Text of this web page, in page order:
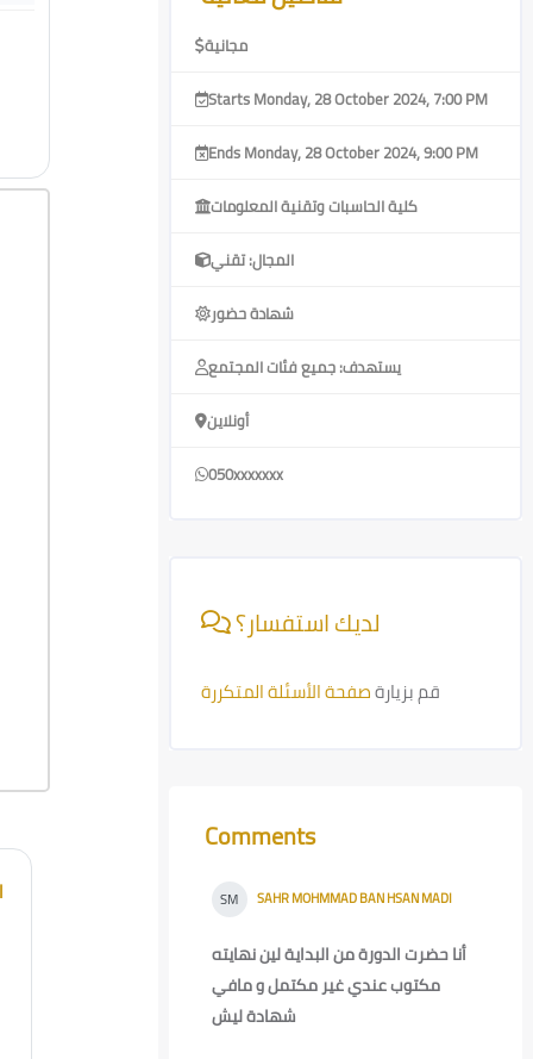
مجانية
Starts Monday, 28 October 2024, 7:00 PM
Ends Monday, 28 October 2024, 9:00 PM
كلية الحاسبات وتقنية المعلومات
المجال: تقني
شهادة حضور
يستهدف: جميع فئات المجتمع
أونلاين
050xxxxxxx
لديك استفسار؟
قم بزيارةصفحة الأسئلة المتكررة
Skip Comments
Comments
SM SAHR MOHMMAD BAN HSAN MADI-
أنا حضرت الدورة من البداية لين نهايته
مكتوب عندي غير مكتمل و مافي
شهادة ليش